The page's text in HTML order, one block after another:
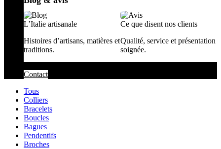
L’Italie artisanale
Histoires d’artisans, matières et
traditions.
Ce que disent nos clients
Qualité, service et présentation
soignée.
Contact
Tous
Colliers
Bracelets
Boucles
Bagues
Pendentifs
Broches